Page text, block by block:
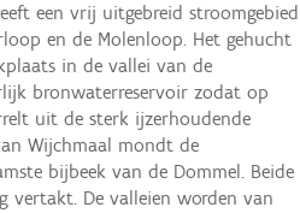
een vrij uitgebreid stroomgebied
en de Molenloop. Het gehucht
in de vallei van de
bronwaterreservoir zodat op
uit de sterk ijzerhoudende
Wijchmaal mondt de
bijbeek van de Dommel. Beide
vertakt. De valleien worden van